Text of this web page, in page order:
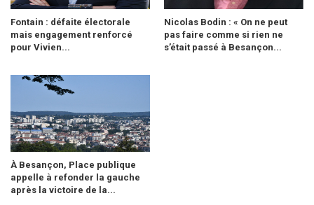
Fontain : défaite électorale
mais engagement renforcé
pour Vivien...
Nicolas Bodin : « On ne peut
pas faire comme si rien ne
s’était passé à Besançon...
À Besançon, Place publique
appelle à refonder la gauche
après la victoire de la...